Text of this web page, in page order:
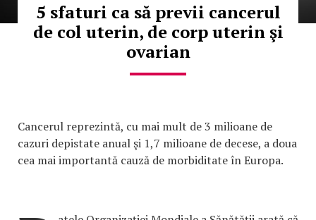
5 sfaturi ca să previi cancerul
de col uterin, de corp uterin şi
ovarian
Cancerul reprezintă, cu mai mult de 3 milioane de
cazuri depistate anual şi 1,7 milioane de decese, a doua
cea mai importantă cauză de morbiditate în Europa.